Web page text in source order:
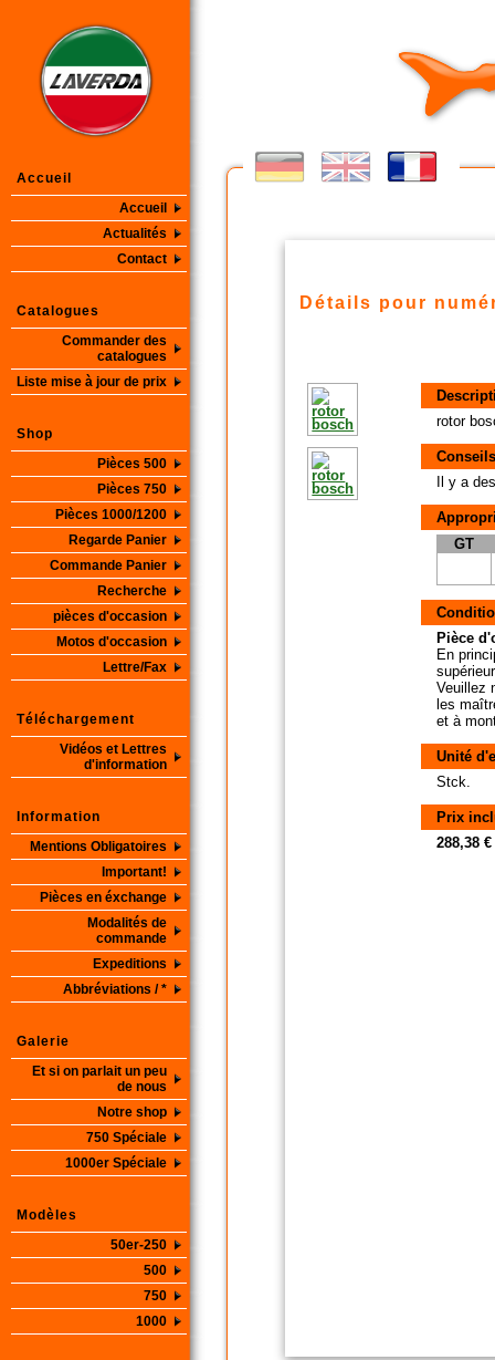
Accueil
Accueil
Actualités
Contact
Catalogues
Commander des
catalogues
Liste mise à jour de prix
Shop
Pièces 500
Pièces 750
Pièces 1000/1200
Regarde Panier
Commande Panier
Recherche
pièces d'occasion
Motos d'occasion
Lettre/Fax
Téléchargement
Vidéos et Lettres
d'information
Information
Mentions Obligatoires
Important!
Pièces en éxchange
Modalités de
commande
Expeditions
Abbréviations / *
Galerie
Et si on parlait un peu
de nous
Notre shop
750 Spéciale
1000er Spéciale
Modèles
50er-250
500
750
1000
Détails pour
rotor
Il y a
GT
Pièce
En
Veuillez
les
et à
Unité
Stck.
Prix
288,38 €